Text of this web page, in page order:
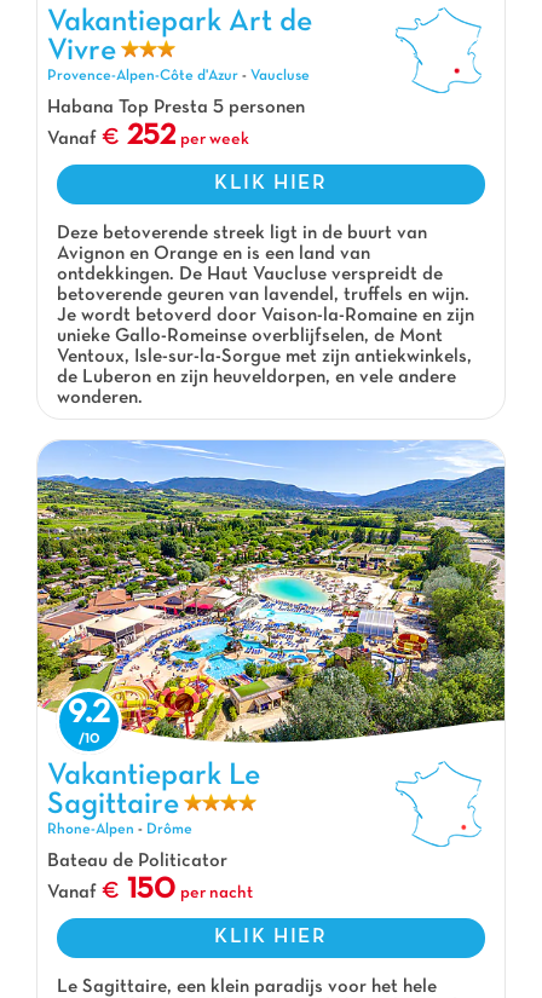
Vakantiepark Art de
Vivre
Provence-Alpen-Côte d'Azur - Vaucluse
Habana Top Presta 5 personen
Vanaf
252 per week
KLIK HIER
Deze betoverende streek ligt in de buurt van
Avignon en Orange en is een land van
ontdekkingen. De Haut Vaucluse verspreidt de
betoverende geuren van lavendel, truffels en wijn.
Je wordt betoverd door Vaison-la-Romaine en zijn
unieke Gallo-Romeinse overblijfselen, de Mont
Ventoux, Isle-sur-la-Sorgue met zijn antiekwinkels,
de Luberon en zijn heuveldorpen, en vele andere
wonderen.
Vakantiepark Le Sagittaire, Vakantiepark Rhone-Alpen
9.2
Vakantiepark Le
Sagittaire
Rhone-Alpen - Drôme
Bateau de Politicator
Vanaf
150 per nacht
KLIK HIER
Le Sagittaire, een klein paradijs voor het hele